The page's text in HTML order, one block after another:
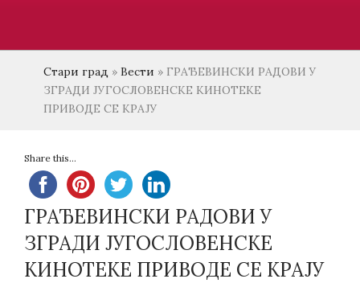
Стари град » Вести » ГРАЂЕВИНСКИ РАДОВИ У
ЗГРАДИ ЈУГОСЛОВЕНСКЕ КИНОТЕКЕ
ПРИВОДЕ СЕ КРАЈУ
Share this...
ГРАЂЕВИНСКИ РАДОВИ У
ЗГРАДИ ЈУГОСЛОВЕНСКЕ
КИНОТЕКЕ ПРИВОДЕ СЕ КРАЈУ